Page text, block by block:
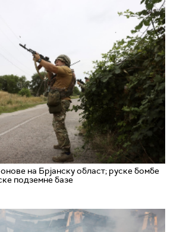
на Брјанску област; руске бомбе
подземне базе